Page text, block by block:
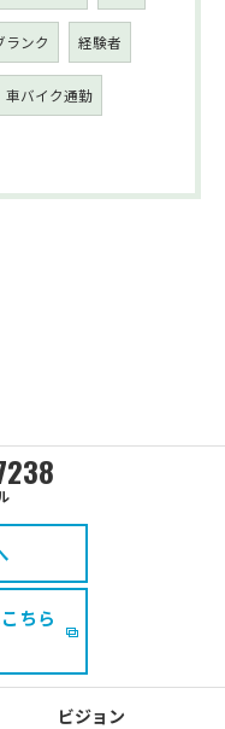
ランク 経験者
車バイク通勤
ちら
ビジョン